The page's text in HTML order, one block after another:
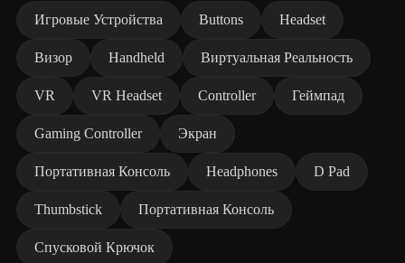
Игровые Устройства Buttons Headset
Визор Handheld Виртуальная Реальность
VR VR Headset Controller Геймпад
Gaming Controller Экран
Портативная Консоль Headphones D Pad
Thumbstick Портативная Консоль
Спусковой Крючок